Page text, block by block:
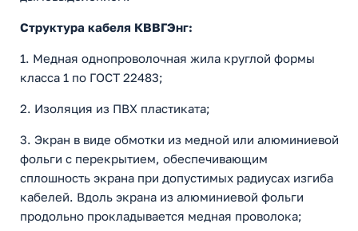
Структура кабеля КВВГЭнг:
1. Медная однопроволочная жила круглой формы
класса 1 по ГОСТ 22483;
2. Изоляция из ПВХ пластиката;
3. Экран в виде обмотки из медной или алюминиевой
фольги с перекрытием, обеспечивающим
сплошность экрана при допустимых радиусах изгиба
кабелей. Вдоль экрана из алюминиевой фольги
продольно прокладывается медная проволока;